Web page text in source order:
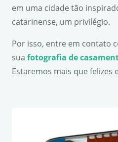
em uma cidade tão
catarinense, um privilégio.
Por isso, entre em contato
sua fotografia de
Estaremos mais que felizes